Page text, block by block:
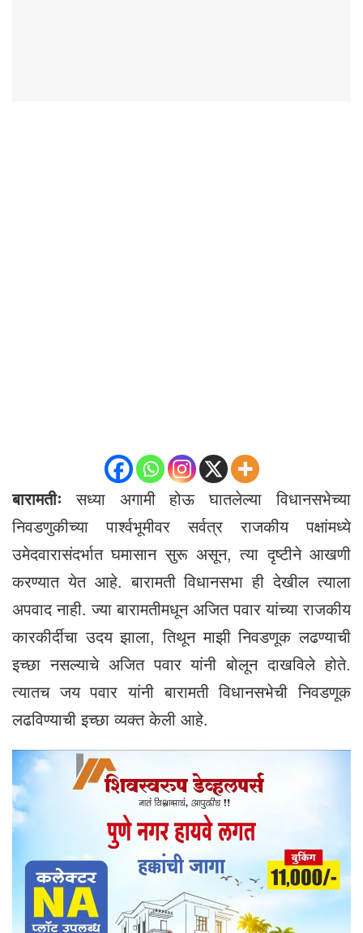
बारामतीःसध्या अगामी होऊ घातलेल्या विधानसभेच्या
निवडणुकीच्या पार्श्वभूमीवर सर्वत्र राजकीय पक्षांमध्ये
उमेदवारासंदर्भात घमासान सुरू असून, त्या दृष्टीने आखणी
करण्यात येत आहे. बारामती विधानसभा ही देखील त्याला
अपवाद नाही. ज्या बारामतीमधून अजित पवार यांच्या राजकीय
कारकीर्दीचा उदय झाला, तिथून माझी निवडणूक लढण्याची
इच्छा नसल्याचे अजित पवार यांनी बोलून दाखविले होते.
त्यातच जय पवार यांनी बारामती विधानसभेची निवडणूक
लढविण्याची इच्छा व्यक्त केली आहे.